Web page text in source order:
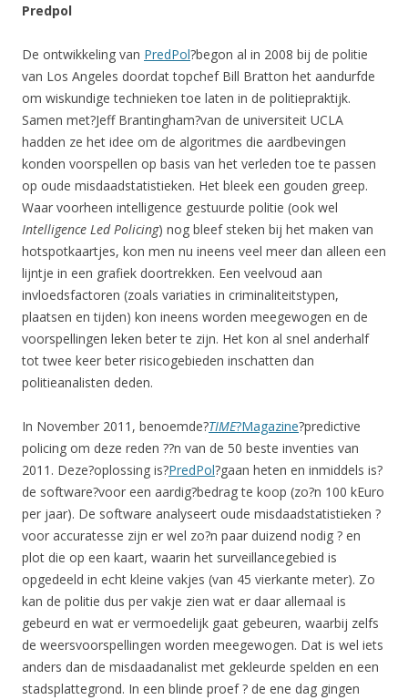
Predpol
De ontwikkeling van PredPol?begon al in 2008 bij de politie
van Los Angeles doordat topchef Bill Bratton het aandurfde
om wiskundige technieken toe laten in de politiepraktijk.
Samen met?Jeff Brantingham?van de universiteit UCLA
hadden ze het idee om de algoritmes die aardbevingen
konden voorspellen op basis van het verleden toe te passen
op oude misdaadstatistieken. Het bleek een gouden greep.
Waar voorheen intelligence gestuurde politie (ook wel
Intelligence Led Policing) nog bleef steken bij het maken van
hotspotkaartjes, kon men nu ineens veel meer dan alleen een
lijntje in een grafiek doortrekken. Een veelvoud aan
invloedsfactoren (zoals variaties in criminaliteitstypen,
plaatsen en tijden) kon ineens worden meegewogen en de
voorspellingen leken beter te zijn. Het kon al snel anderhalf
tot twee keer beter risicogebieden inschatten dan
politieanalisten deden.
In November 2011, benoemde?TIME?Magazine?predictive
policing om deze reden ??n van de 50 beste inventies van
2011. Deze?oplossing is?PredPol?gaan heten en inmiddels is?
de software?voor een aardig?bedrag te koop (zo?n 100 kEuro
per jaar). De software analyseert oude misdaadstatistieken ?
voor accuratesse zijn er wel zo?n paar duizend nodig ? en
plot die op een kaart, waarin het surveillancegebied is
opgedeeld in echt kleine vakjes (van 45 vierkante meter). Zo
kan de politie dus per vakje zien wat er daar allemaal is
gebeurd en wat er vermoedelijk gaat gebeuren, waarbij zelfs
de weersvoorspellingen worden meegewogen. Dat is wel iets
anders dan de misdaadanalist met gekleurde spelden en een
stadsplattegrond. In een blinde proef ? de ene dag gingen